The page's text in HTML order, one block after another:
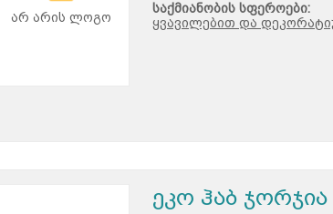
არ არის ლოგო
საქმიანობის სფეროები:
ყვავილებით და
ეკო ჰაბ ჯორჯია